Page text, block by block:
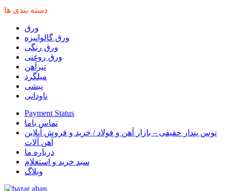
دسته بندی ها
ورق
ورق گالوانیزه
ورق رنگی
ورق روغنی
تیرآهن
میلگرد
نبشی
ناودانی
Payment Status
تماس باما
توس پندار حقیقی – بازار آهن و فولاد / خرید و فروش آنلاین
آهن آلات
درباره ما
سبد خرید و استعلام
وبلاگ